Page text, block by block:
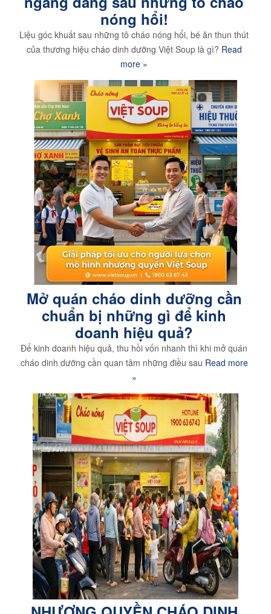
nóng hổi!
Liệu góc khuất sau những tô cháo nóng hổi, bé ăn thun thút
của thương hiệu cháo dinh dưỡng Việt Soup là gì? Read
more »
Mở quán cháo dinh dưỡng cần
chuẩn bị những gì để kinh
doanh hiệu quả?
Để kinh doanh hiệu quả, thu hồi vốn nhanh thì khi mở quán
cháo dinh dưỡng cần quan tâm những điều sau Read more
»